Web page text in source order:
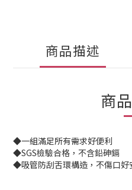
商品描述
商
◆一組滿足所有需求好便利
◆SGS檢驗合格，不含鉛砷鎘
◆吸管防刮舌環構造，不傷口好